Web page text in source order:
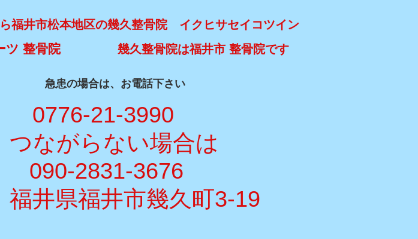
福井市松本地区の幾久整骨院 イクヒサセイコツイン
幾久整骨院は福井市 整骨院です
ツ 整骨院
​急患の場合は、お電話下さい
​ 0776-21-3990
​つながらない場合は
090-2831-3676
福井県福井市幾久町3-19